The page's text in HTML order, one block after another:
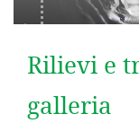
Rilievi e
galleria